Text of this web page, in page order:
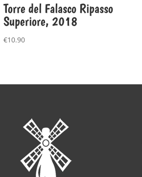
Torre del Falasco Ripasso
Superiore, 2018
€10.90